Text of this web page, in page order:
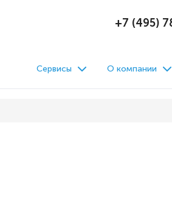
+7 (495)
Сервисы О компании